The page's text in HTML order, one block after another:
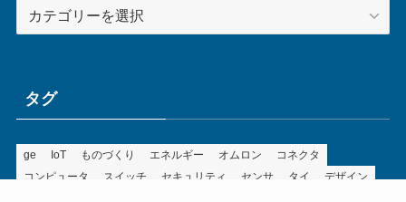
テ
ータグ
ge IoT ものづくり エネルギー オムロン
コネクタ
コンピュータ
スイッチ セキュリティ センサ タイ
デザイン